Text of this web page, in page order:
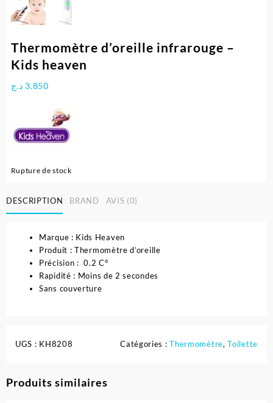
Thermomètre d’oreille infrarouge –
Kids heaven
3.850 د.ج
Rupture de stock
DESCRIPTION BRAND AVIS (0)
Marque : Kids Heaven
Produit : Thermomètre d’oreille
Précision : 0.2 C°
Rapidité : Moins de 2 secondes
Sans couverture
UGS : KH8208 Catégories :Thermomètre,Toilette
Produits similaires